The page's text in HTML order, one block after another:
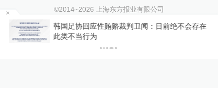
韩国足协回应性贿赂裁判丑闻：目前绝不会存在
此类不当行为
©2014~2026 上海东方报业有限公司
沪ICP证：沪B2-20170116 | 沪ICP备14003370号
互联网新闻信息服务许可证：31120170006
沪公网安备 31010602000299号